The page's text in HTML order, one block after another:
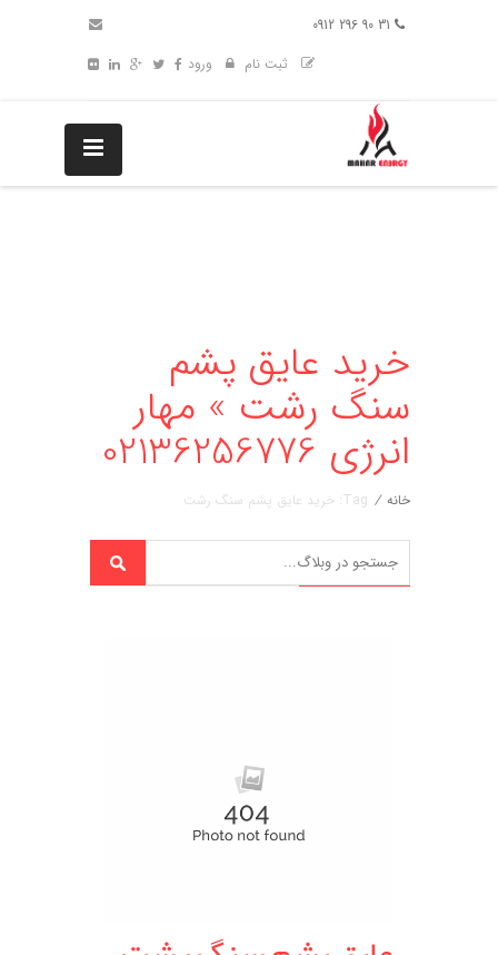
ثبت نام
ورود
خرید عایق پشم
سنگ رشت » مهار
انرژی 02136256776
خانه / Tag: خرید عایق پشم سنگ رشت